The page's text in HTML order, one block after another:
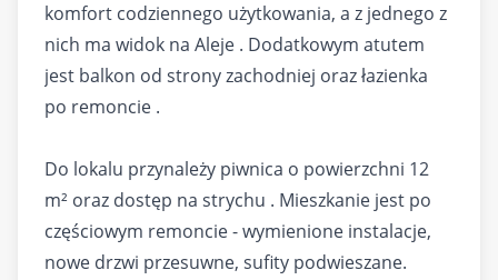
komfort codziennego użytkowania, a z jednego z
nich ma widok na Aleje . Dodatkowym atutem
jest balkon od strony zachodniej oraz łazienka
po remoncie .
Do lokalu przynależy piwnica o powierzchni 12
m² oraz dostęp na strychu . Mieszkanie jest po
częściowym remoncie - wymienione instalacje,
nowe drzwi przesuwne, sufity podwieszane.